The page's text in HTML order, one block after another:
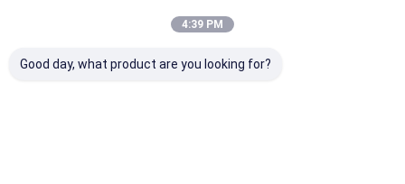
4:39 PM
Good day, what product are you looking for?